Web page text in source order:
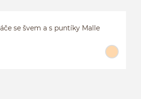
se švem a s puntíky Malle